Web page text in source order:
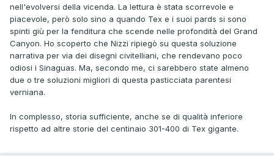
nell'evolversi della vicenda. La lettura è stata scorrevole e
piacevole, però solo sino a quando Tex e i suoi pards si sono
spinti giù per la fenditura che scende nelle profondità del Grand
Canyon. Ho scoperto che Nizzi ripiegò su questa soluzione
narrativa per via dei disegni civitelliani, che rendevano poco
odiosi i Sinaguas. Ma, secondo me, ci sarebbero state almeno
due o tre soluzioni migliori di questa pasticciata parentesi
verniana.
In complesso, storia sufficiente, anche se di qualità inferiore
rispetto ad altre storie del centinaio 301-400 di Tex gigante.